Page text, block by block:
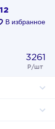
В избранное
3261
Р/шт